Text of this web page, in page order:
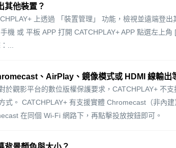
其他裝置？
上透過 「裝置管理」 功能，檢視並遠端登
機 或 平板 APP 打開 CATCHPLAY+ APP 點選左上
...
、AirPlay、鏡像模式或 HDMI 線輸出
於觀影平台的數位版權保護要求，CATCHPLAY+ 不
式。 CATCHPLAY+ 有支援實體 Chromecast（非內
在同個 Wi-Fi 網路下，再點擊投放按鈕即可。